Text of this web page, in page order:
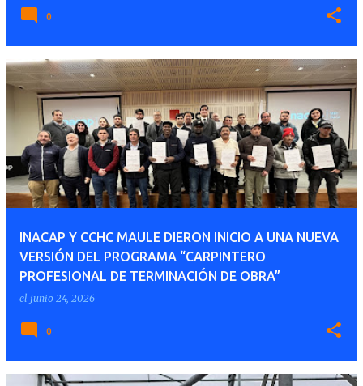
0
INACAP Y CCHC MAULE DIERON INICIO A UNA NUEVA
VERSIÓN DEL PROGRAMA “CARPINTERO
PROFESIONAL DE TERMINACIÓN DE OBRA”
el junio 24, 2026
0